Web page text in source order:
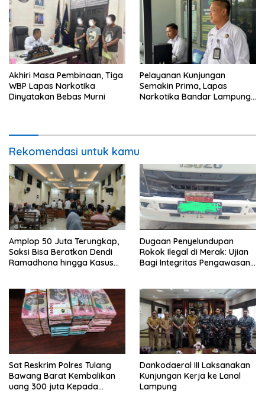
Akhiri Masa Pembinaan, Tiga
WBP Lapas Narkotika
Dinyatakan Bebas Murni
Pelayanan Kunjungan
Semakin Prima, Lapas
Narkotika Bandar Lampung
Rekomendasi untuk kamu
Amplop 50 Juta Terungkap,
Saksi Bisa Beratkan Dendi
Ramadhona hingga Kasus
Dugaan Penyelundupan
Rokok Ilegal di Merak: Ujian
Bagi Integritas Pengawasan
Sat Reskrim Polres Tulang
Bawang Barat Kembalikan
uang 300 juta Kepada
Dankodaeral III Laksanakan
Kunjungan Kerja ke Lanal
Lampung